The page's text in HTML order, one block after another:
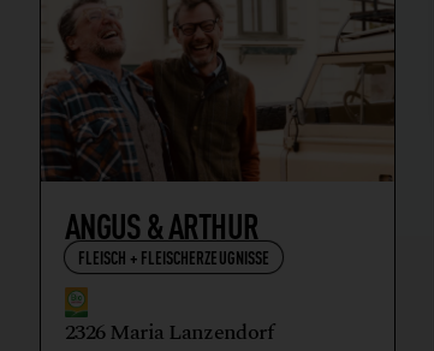
ANGUS & ARTHUR
FLEISCH + FLEISCHERZEUGNISSE
2326 Maria Lanzendorf